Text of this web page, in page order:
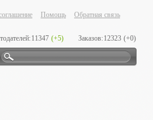
Помощь Обратная связь
11347 (+5) Заказов:12323 (+0)